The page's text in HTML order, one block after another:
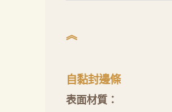
︽
自黏封邊條
表面材質：